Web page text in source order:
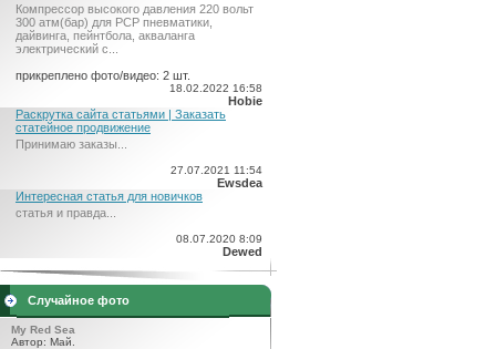
Компрессор высокого давления 220 вольт
300 атм(бар) для PCP пневматики,
дайвинга, пейнтбола, акваланга
электрический c...
прикреплено фото/видео: 2 шт.
18.02.2022 16:58
Hobie
Раскрутка сайта статьями | Заказать
статейное продвижение
Принимаю заказы...
27.07.2021 11:54
Ewsdea
Интересная статья для новичков
статья и правда...
08.07.2020 8:09
Dewed
Случайное фото
My Red Sea
Автор: Май.